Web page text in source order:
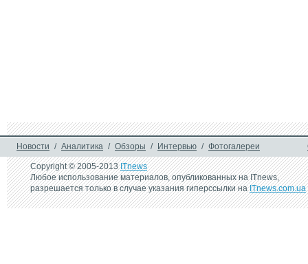
Новости / Аналитика / Обзоры / Интервью / Фотогалереи
Copyright © 2005-2013ITnews
Любое использование материалов, опубликованных на ITnews,
разрешается только в случае указания гиперссылки наITnews.com.ua